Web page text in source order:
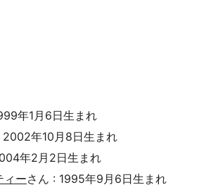
年1月6日生まれ
2002年10月8日生まれ
年2月2日生まれ
ィーさん : 1995年9月6日生まれ